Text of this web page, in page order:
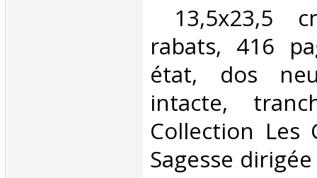
13,5x23,5
rabats, 416
état, dos
intacte,
Collection Les
Sagesse